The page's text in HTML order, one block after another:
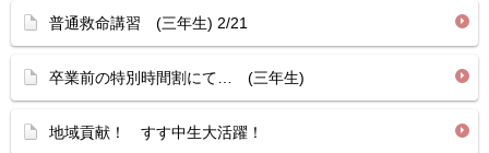
普通救命講習 (三年生) 2/21
卒業前の特別時間割にて… (三年生)
地域貢献！ すす中生大活躍！